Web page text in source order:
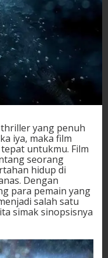
yang penuh
iya, maka film
untukmu. Film
seorang
hidup di
Dengan
para pemain yang
salah satu
simak sinopsisnya